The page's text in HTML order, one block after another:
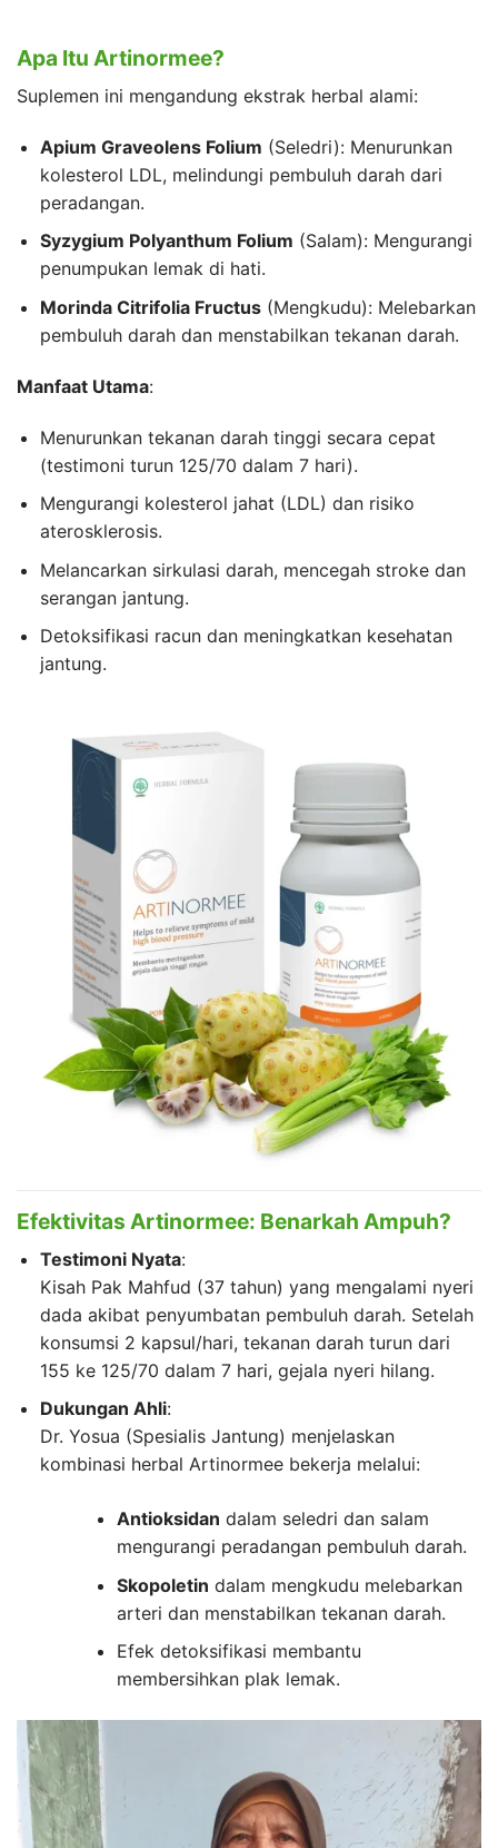
Apa Itu Artinormee?
Suplemen ini mengandung ekstrak herbal alami:
Apium Graveolens Folium (Seledri): Menurunkan
kolesterol LDL, melindungi pembuluh darah dari
peradangan.
Syzygium Polyanthum Folium (Salam): Mengurangi
penumpukan lemak di hati.
Morinda Citrifolia Fructus(Mengkudu): Melebarkan
pembuluh darah dan menstabilkan tekanan darah.
Manfaat Utama:
Menurunkan tekanan darah tinggi secara cepat
(testimoni turun 125/70 dalam 7 hari).
Mengurangi kolesterol jahat (LDL) dan risiko
aterosklerosis.
Melancarkan sirkulasi darah, mencegah stroke dan
serangan jantung.
Detoksifikasi racun dan meningkatkan kesehatan
jantung.
Efektivitas Artinormee: Benarkah Ampuh?
Testimoni Nyata:
Kisah Pak Mahfud (37 tahun) yang mengalami nyeri
dada akibat penyumbatan pembuluh darah. Setelah
konsumsi 2 kapsul/hari, tekanan darah turun dari
155 ke 125/70 dalam 7 hari, gejala nyeri hilang.
Dukungan Ahli:
Dr. Yosua (Spesialis Jantung) menjelaskan
kombinasi herbal Artinormee bekerja melalui:
Antioksidan dalam seledri dan salam
mengurangi peradangan pembuluh darah.
Skopoletin dalam mengkudu melebarkan
arteri dan menstabilkan tekanan darah.
Efek detoksifikasi membantu
membersihkan plak lemak.